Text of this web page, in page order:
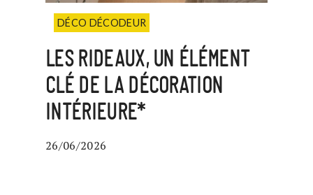
DÉCO DÉCODEUR
LES RIDEAUX, UN ÉLÉMENT
CLÉ DE LA DÉCORATION
INTÉRIEURE*
26/06/2026